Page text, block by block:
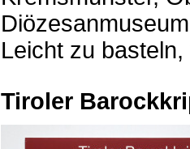
Leicht zu
Tiroler